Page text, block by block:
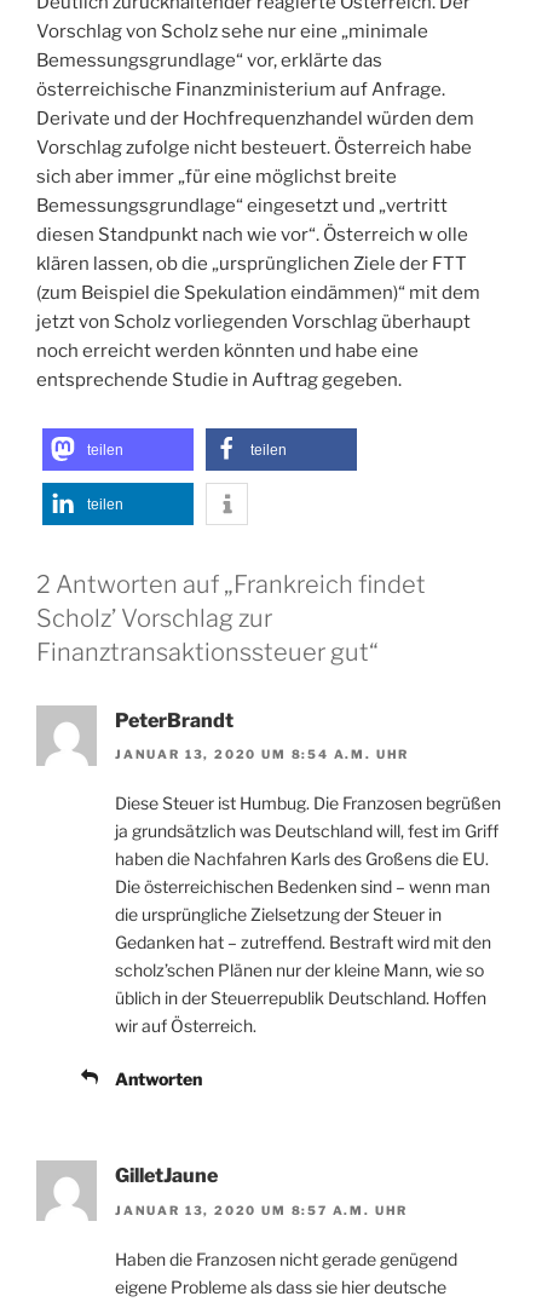
Vorschlag von Scholz sehe nur eine „minimale
Bemessungsgrundlage“ vor, erklärte das
österreichische Finanzministerium auf Anfrage.
Derivate und der Hochfrequenzhandel würden dem
Vorschlag zufolge nicht besteuert. Österreich habe
sich aber immer „für eine möglichst breite
Bemessungsgrundlage“ eingesetzt und „vertritt
diesen Standpunkt nach wie vor“. Österreich w olle
klären lassen, ob die „ursprünglichen Ziele der FTT
(zum Beispiel die Spekulation eindämmen)“ mit dem
jetzt von Scholz vorliegenden Vorschlag überhaupt
noch erreicht werden könnten und habe eine
entsprechende Studie in Auftrag gegeben.
teilen teilen
teilen
2 Antworten auf „Frankreich findet
Scholz’ Vorschlag zur
Finanztransaktionssteuer gut“
PeterBrandt
JANUAR 13, 2020 UM 8:54 A.M. UHR
Diese Steuer ist Humbug. Die Franzosen begrüßen
ja grundsätzlich was Deutschland will, fest im Griff
haben die Nachfahren Karls des Großens die EU.
Die österreichischen Bedenken sind – wenn man
die ursprüngliche Zielsetzung der Steuer in
Gedanken hat – zutreffend. Bestraft wird mit den
scholz’schen Plänen nur der kleine Mann, wie so
üblich in der Steuerrepublik Deutschland. Hoffen
wir auf Österreich.
Antworten
GilletJaune
JANUAR 13, 2020 UM 8:57 A.M. UHR
Haben die Franzosen nicht gerade genügend
eigene Probleme als dass sie hier deutsche